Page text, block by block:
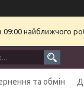
найближчого
та обмін